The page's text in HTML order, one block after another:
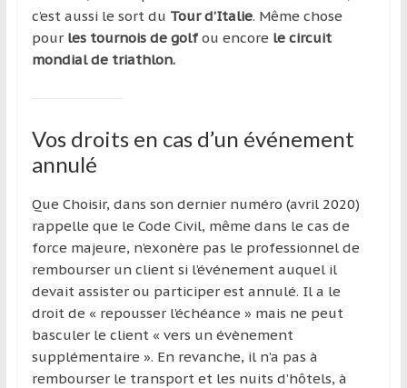
c’est aussi le sort du Tour d’Italie. Même chose
pour les tournois de golfou encorele circuit
mondial de triathlon.
Vos droits en cas d’un événement
annulé
Que Choisir, dans son dernier numéro (avril 2020)
rappelle que le Code Civil, même dans le cas de
force majeure, n’exonère pas le professionnel de
rembourser un client si l’événement auquel il
devait assister ou participer est annulé. Il a le
droit de « repousser l’échéance » mais ne peut
basculer le client « vers un évènement
supplémentaire ». En revanche, il n’a pas à
rembourser le transport et les nuits d’hôtels, à